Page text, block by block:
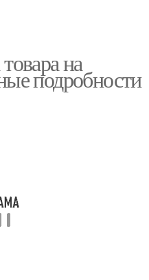
на
подробности